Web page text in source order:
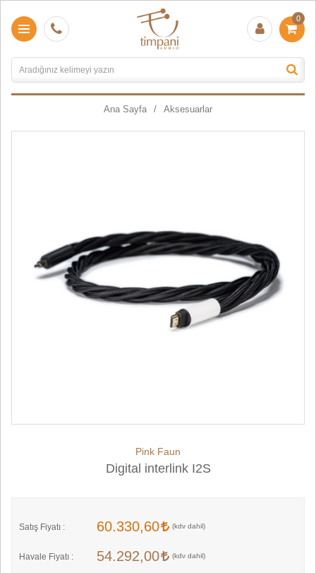
0
Ana Sayfa Aksesuarlar
Pink Faun
Digital interlink I2S
Satış Fiyatı : 60.330,60
Havale Fiyatı : 54.292,00